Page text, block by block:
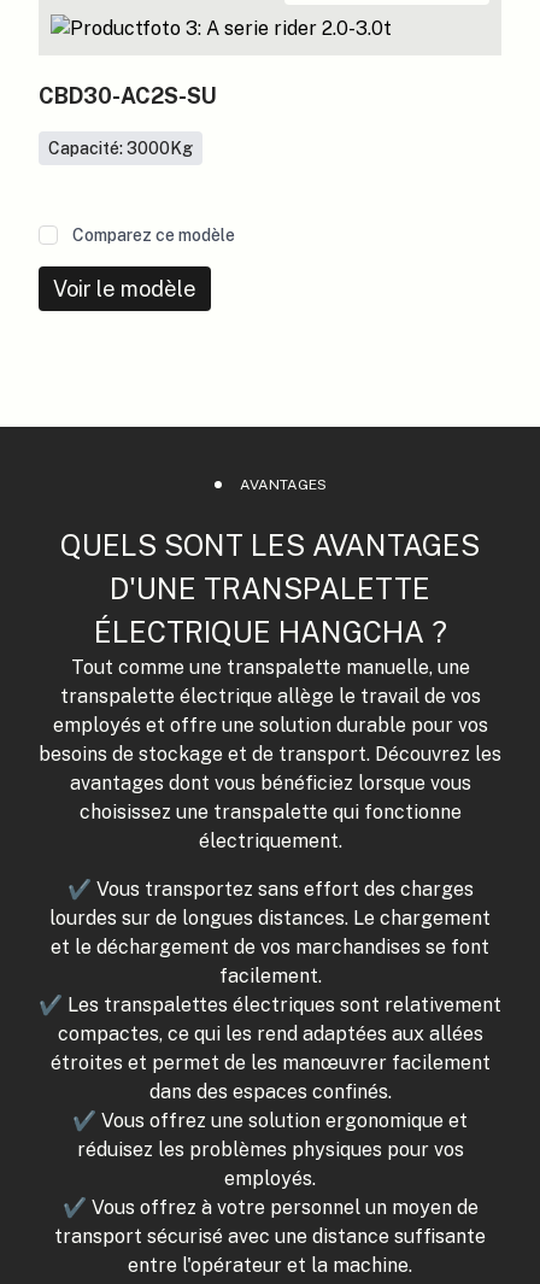
CBD30-AC2S-SU
Capacité: 3000Kg
Comparez ce modèle
Voir le modèle
AVANTAGES
QUELS SONT LES AVANTAGES
D'UNE TRANSPALETTE
ÉLECTRIQUE HANGCHA ?
Tout comme une transpalette manuelle, une
transpalette électrique allège le travail de vos
employés et offre une solution durable pour vos
besoins de stockage et de transport. Découvrez les
avantages dont vous bénéficiez lorsque vous
choisissez une transpalette qui fonctionne
électriquement.
✔ Vous transportez sans effort des charges
lourdes sur de longues distances. Le chargement
et le déchargement de vos marchandises se font
facilement.
✔ Les transpalettes électriques sont relativement
compactes, ce qui les rend adaptées aux allées
étroites et permet de les manœuvrer facilement
dans des espaces confinés.
✔ Vous offrez une solution ergonomique et
réduisez les problèmes physiques pour vos
employés.
✔ Vous offrez à votre personnel un moyen de
transport sécurisé avec une distance suffisante
entre l'opérateur et la machine.